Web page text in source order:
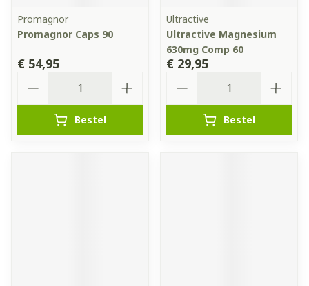
Promagnor
Promagnor Caps 90
€ 54,95
Bestel
Ultractive
Ultractive Magnesium
630mg Comp 60
€ 29,95
Bestel